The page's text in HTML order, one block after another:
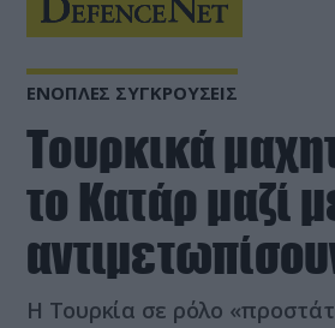
ΕΝΟΠΛΕΣ ΣΥΓΚΡΟΥΣΕΙΣ
Τουρκικά
το Κατάρ μαζί
Η Τουρκία σε ρόλο